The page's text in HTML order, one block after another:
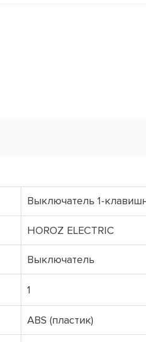
Выключатель 1-
HOROZ ELECTRIC
Выключатель
1
ABS (пластик)